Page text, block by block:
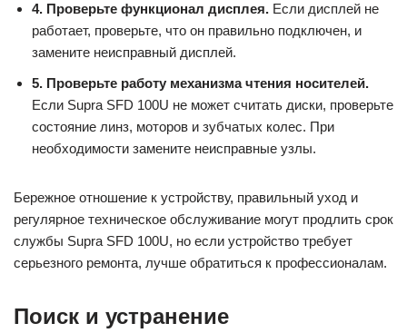
4. Проверьте функционал дисплея. Если дисплей не
работает, проверьте, что он правильно подключен, и
замените неисправный дисплей.
5. Проверьте работу механизма чтения носителей.
Если Supra SFD 100U не может считать диски, проверьте
состояние линз, моторов и зубчатых колес. При
необходимости замените неисправные узлы.
Бережное отношение к устройству, правильный уход и
регулярное техническое обслуживание могут продлить срок
службы Supra SFD 100U, но если устройство требует
серьезного ремонта, лучше обратиться к профессионалам.
Поиск и устранение